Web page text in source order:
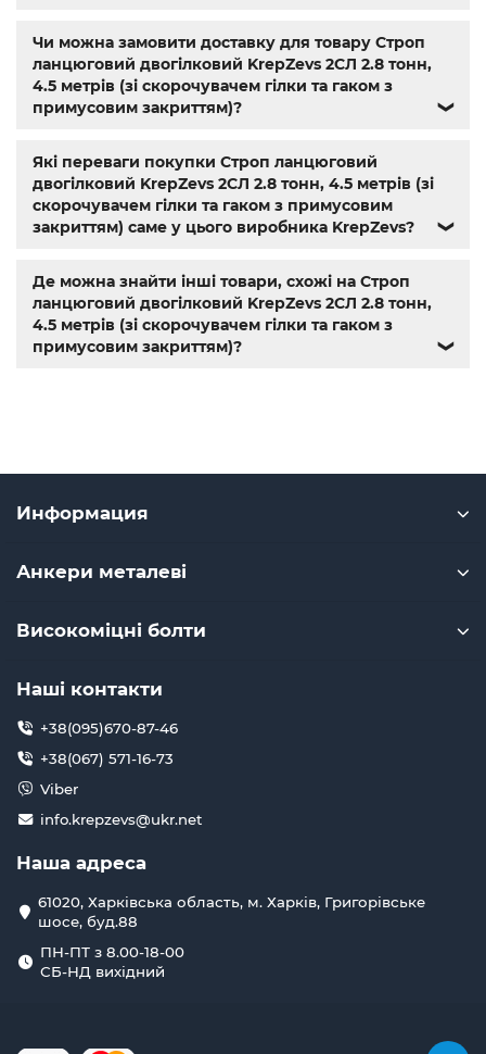
болты м10,купить болты м8
Чи можна замовити доставку для товару Строп
ланцюговий двогілковий KrepZevs 2СЛ 2.8 тонн,
4.5 метрів (зі скорочувачем гілки та гаком з
примусовим закриттям)?
❯
Які переваги покупки Строп ланцюговий
двогілковий KrepZevs 2СЛ 2.8 тонн, 4.5 метрів (зі
скорочувачем гілки та гаком з примусовим
закриттям) саме у цього виробника KrepZevs?
❯
Де можна знайти інші товари, схожі на Строп
ланцюговий двогілковий KrepZevs 2СЛ 2.8 тонн,
4.5 метрів (зі скорочувачем гілки та гаком з
примусовим закриттям)?
❯
Информация
Анкери металеві
Високоміцні болти
Наші контакти
+38(095)670-87-46
+38(067) 571-16-73
Viber
info.krepzevs@ukr.net
Наша адреса
61020, Харківська область, м. Харків, Григорівське
шосе, буд.88
ПН-ПТ з 8.00-18-00
СБ-НД вихідний